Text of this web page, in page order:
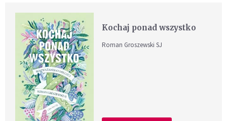
Kochaj ponad wszystko
Roman Groszewski SJ